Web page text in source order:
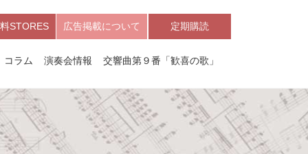
STORES 広告掲載について 定期購読
コラム 演奏会情報 交響曲第９番「歓喜の歌」